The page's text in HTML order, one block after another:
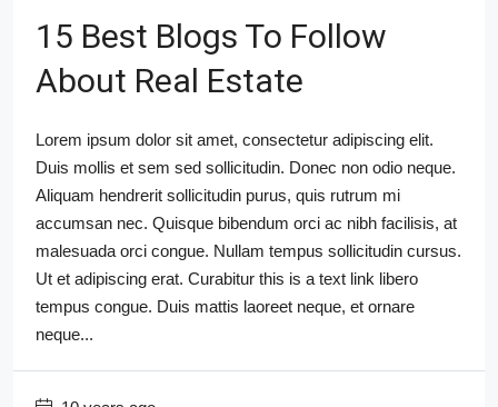
15 Best Blogs To Follow
About Real Estate
Lorem ipsum dolor sit amet, consectetur adipiscing elit.
Duis mollis et sem sed sollicitudin. Donec non odio neque.
Aliquam hendrerit sollicitudin purus, quis rutrum mi
accumsan nec. Quisque bibendum orci ac nibh facilisis, at
malesuada orci congue. Nullam tempus sollicitudin cursus.
Ut et adipiscing erat. Curabitur this is a text link libero
tempus congue. Duis mattis laoreet neque, et ornare
neque...